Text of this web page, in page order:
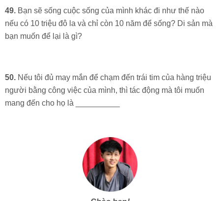
49. Bạn sẽ sống cuộc sống của mình khác đi như thế nào
nếu có 10 triệu đô la và chỉ còn 10 năm để sống? Di sản mà
bạn muốn để lại là gì?
50. Nếu tôi đủ may mắn để chạm đến trái tim của hàng triệu
người bằng công việc của mình, thì tác động mà tôi muốn
mang đến cho họ là __________